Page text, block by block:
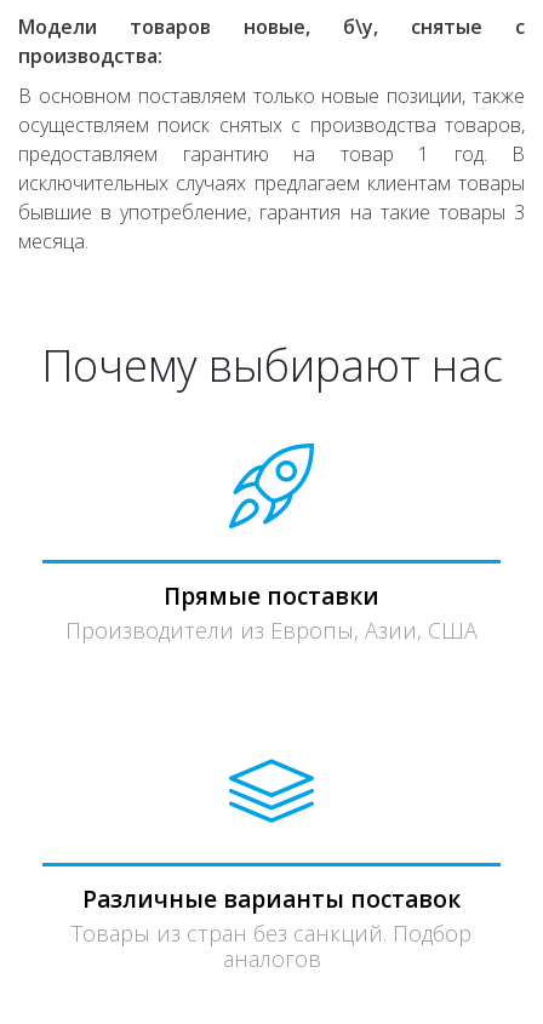
Модели товаров новые, б\у, снятые с
производства:
В основном поставляем только новые позиции, также
осуществляем поиск снятых с производства товаров,
предоставляем гарантию на товар 1 год. В
исключительных случаях предлагаем клиентам товары
бывшие в употребление, гарантия на такие товары 3
месяца.
Почему выбирают нас
Прямые поставки
Производители из Европы, Азии, США
Различные варианты поставок
Товары из стран без санкций. Подбор
аналогов